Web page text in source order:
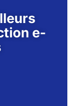
e-